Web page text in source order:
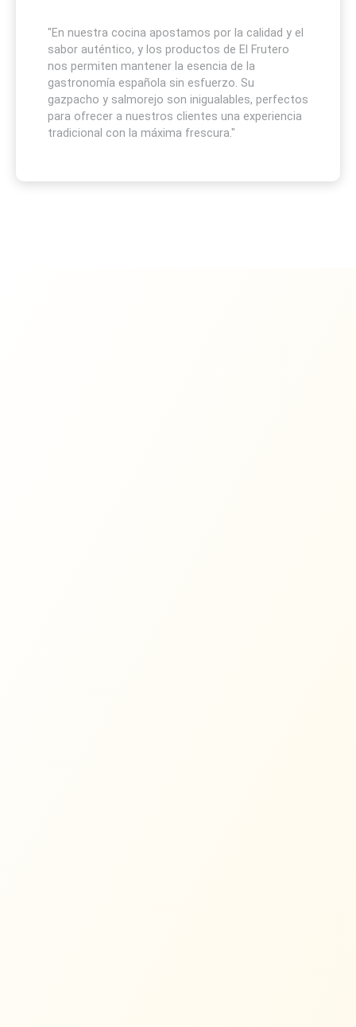
"En nuestra cocina apostamos por la calidad y el
sabor auténtico, y los productos de El Frutero
nos permiten mantener la esencia de la
gastronomía española sin esfuerzo. Su
gazpacho y salmorejo son inigualables, perfectos
para ofrecer a nuestros clientes una experiencia
tradicional con la máxima frescura."